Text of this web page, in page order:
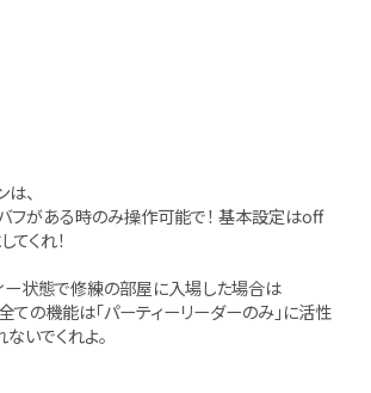
、
フがある時のみ操作可能で！ 基本設定はoff
くれ！
ー状態で修練の部屋に入場した場合は
ての機能は「パーティーリーダーのみ」に活性
いでくれよ。